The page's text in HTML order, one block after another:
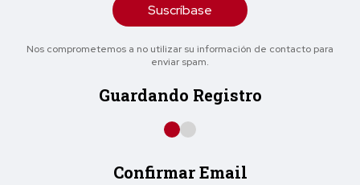
Suscríbase
Nos comprometemos a no utilizar su información de contacto para
enviar spam.
Guardando Registro
Confirmar Email